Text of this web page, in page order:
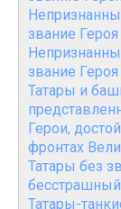
звание
звание
Татары и
Герои,
фронтах
Татары без
Татары-